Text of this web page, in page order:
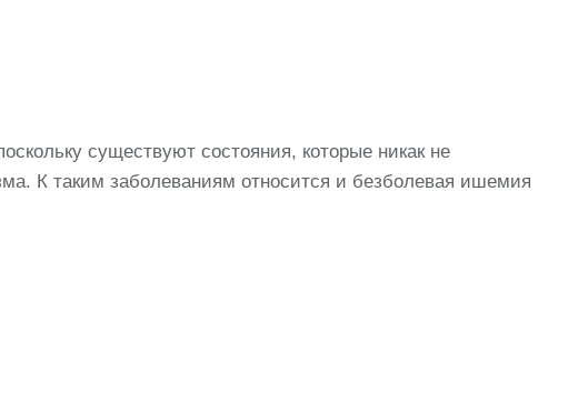
существуют состояния, которые никак не
К таким заболеваниям относится и безболевая ишемия